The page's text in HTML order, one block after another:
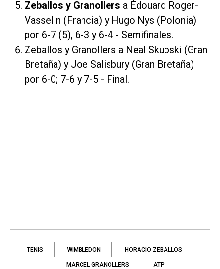
Zeballos y Granollers a Édouard Roger-
Vasselin (Francia) y Hugo Nys (Polonia)
por 6-7 (5), 6-3 y 6-4 - Semifinales.
Zeballos y Granollers a Neal Skupski (Gran
Bretaña) y Joe Salisbury (Gran Bretaña)
por 6-0; 7-6 y 7-5 - Final.
TENIS WIMBLEDON HORACIO ZEBALLOS
MARCEL GRANOLLERS ATP